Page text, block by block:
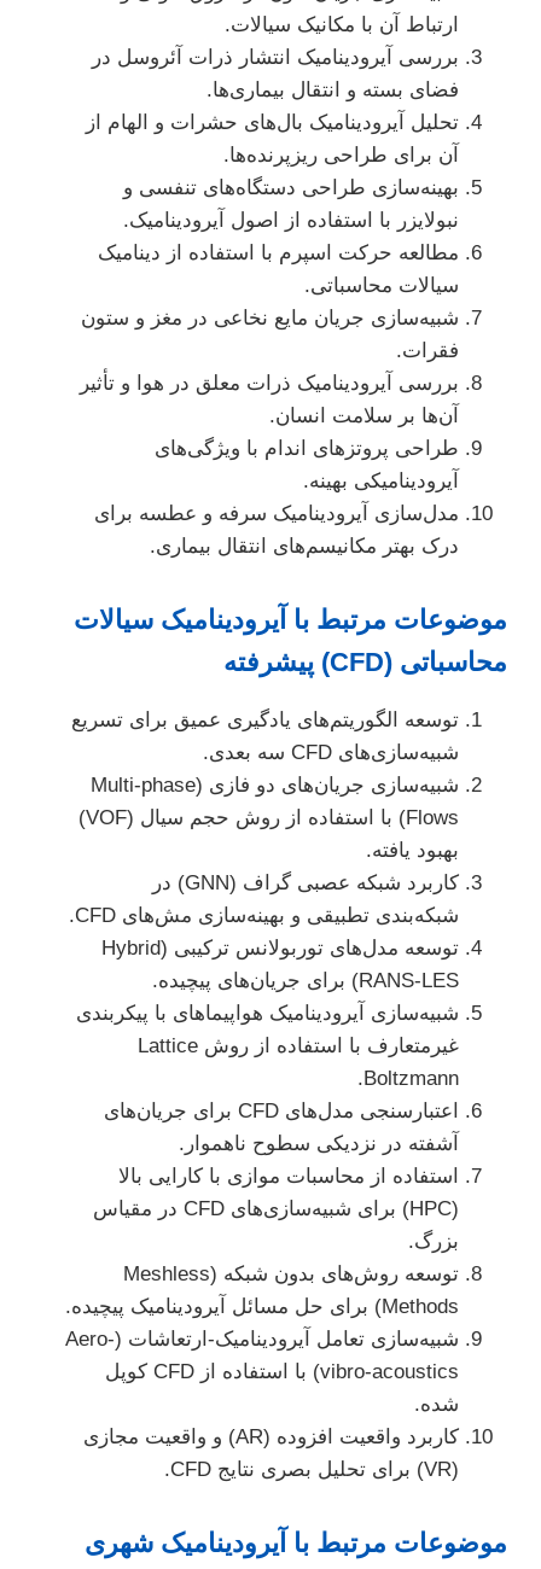
ارتباط آن با مکانیک سیالات.
بررسی آیرودینامیک انتشار ذرات آئروسل در
فضای بسته و انتقال بیماری‌ها.
تحلیل آیرودینامیک بال‌های حشرات و الهام از
آن برای طراحی ریزپرنده‌ها.
بهینه‌سازی طراحی دستگاه‌های تنفسی و
نبولایزر با استفاده از اصول آیرودینامیک.
مطالعه حرکت اسپرم با استفاده از دینامیک
سیالات محاسباتی.
شبیه‌سازی جریان مایع نخاعی در مغز و ستون
فقرات.
بررسی آیرودینامیک ذرات معلق در هوا و تأثیر
آن‌ها بر سلامت انسان.
طراحی پروتزهای اندام با ویژگی‌های
آیرودینامیکی بهینه.
مدل‌سازی آیرودینامیک سرفه و عطسه برای
درک بهتر مکانیسم‌های انتقال بیماری.
موضوعات مرتبط با آیرودینامیک سیالات
محاسباتی (CFD) پیشرفته
توسعه الگوریتم‌های یادگیری عمیق برای تسریع
شبیه‌سازی‌های CFD سه بعدی.
شبیه‌سازی جریان‌های دو فازی (Multi-phase
Flows) با استفاده از روش حجم سیال (VOF)
بهبود یافته.
کاربرد شبکه عصبی گراف (GNN) در
شبکه‌بندی تطبیقی و بهینه‌سازی مش‌های CFD.
توسعه مدل‌های توربولانس ترکیبی (Hybrid
RANS-LES) برای جریان‌های پیچیده.
شبیه‌سازی آیرودینامیک هواپیماهای با پیکربندی
غیرمتعارف با استفاده از روش Lattice
Boltzmann.
اعتبارسنجی مدل‌های CFD برای جریان‌های
آشفته در نزدیکی سطوح ناهموار.
استفاده از محاسبات موازی با کارایی بالا
(HPC) برای شبیه‌سازی‌های CFD در مقیاس
بزرگ.
توسعه روش‌های بدون شبکه (Meshless
Methods) برای حل مسائل آیرودینامیک پیچیده.
شبیه‌سازی تعامل آیرودینامیک-ارتعاشات (Aero-
vibro-acoustics) با استفاده از CFD کوپل
شده.
کاربرد واقعیت افزوده (AR) و واقعیت مجازی
(VR) برای تحلیل بصری نتایج CFD.
موضوعات مرتبط با آیرودینامیک شهری